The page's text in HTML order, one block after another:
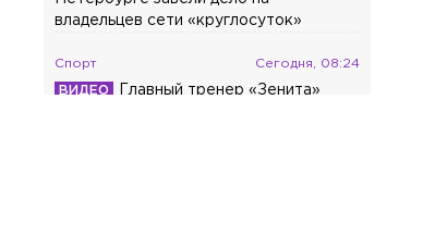
владельцев сети «круглосуток»
Спорт Сегодня, 08:24
Главный тренер «Зенита»